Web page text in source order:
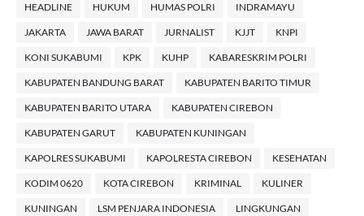
HEADLINE HUKUM HUMAS POLRI INDRAMAYU
JAKARTA JAWA BARAT JURNALIST KJJT KNPI
KONI SUKABUMI KPK KUHP KABARESKRIM POLRI
KABUPATEN BANDUNG BARAT KABUPATEN BARITO TIMUR
KABUPATEN BARITO UTARA KABUPATEN CIREBON
KABUPATEN GARUT KABUPATEN KUNINGAN
KAPOLRES SUKABUMI KAPOLRESTA CIREBON KESEHATAN
KODIM 0620 KOTA CIREBON KRIMINAL KULINER
KUNINGAN LSM PENJARA INDONESIA LINGKUNGAN